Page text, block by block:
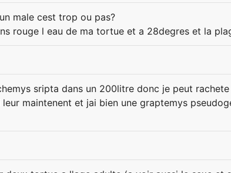
male cest trop ou pas?
rouge l eau de ma tortue et a 28degres et la
sripta dans un 200litre donc je peut
maintenent et jai bien une graptemys